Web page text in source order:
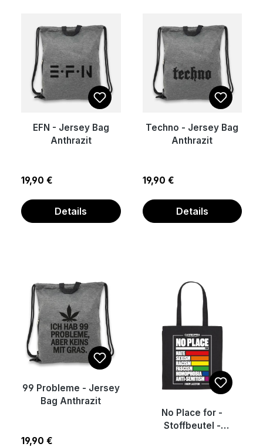
EFN - Jersey Bag
Anthrazit
Regulärer Preis:
19,90 €
Details
Techno - Jersey Bag
Anthrazit
Regulärer Preis:
19,90 €
Details
99 Probleme - Jersey
Bag Anthrazit
Regulärer Preis:
19,90 €
No Place for -
Stoffbeutel -